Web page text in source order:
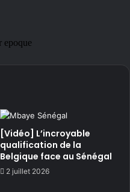
[Vidéo] L’incroyable
qualification de la
Belgique face au Sénégal
2 juillet 2026